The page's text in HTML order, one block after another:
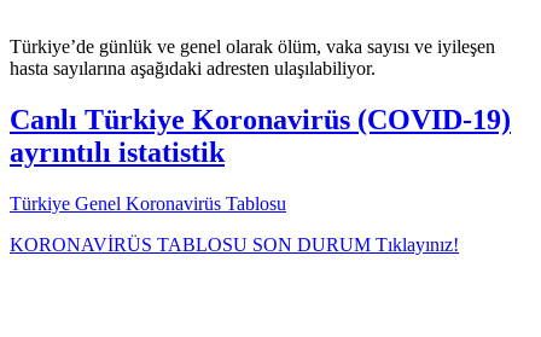
Türkiye’de günlük ve genel olarak ölüm, vaka sayısı ve iyileşen
hasta sayılarına aşağıdaki adresten ulaşılabiliyor.
Canlı Türkiye Koronavirüs (COVID-19)
ayrıntılı istatistik
Türkiye Genel Koronavirüs Tablosu
KORONAVİRÜS TABLOSU SON DURUM Tıklayınız!